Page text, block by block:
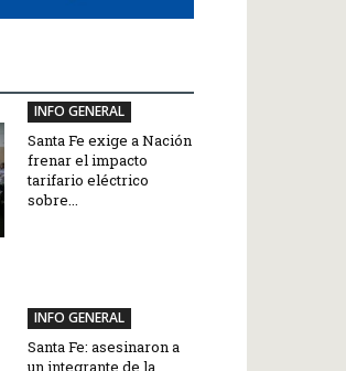
INFO GENERAL
Santa Fe exige a Nación
frenar el impacto
tarifario eléctrico
sobre...
INFO GENERAL
Santa Fe: asesinaron a
un integrante de la